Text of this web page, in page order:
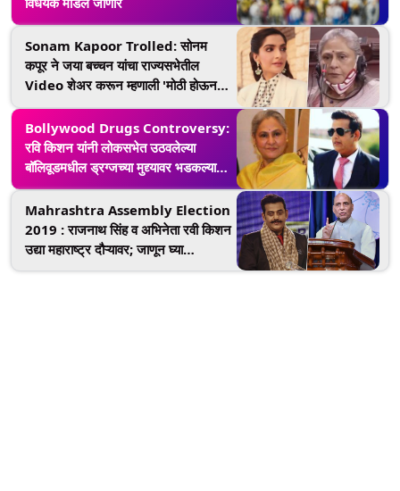
Sonam Kapoor Trolled: सोनम
कपूर ने जया बच्चन यांचा राज्यसभेतील
Video शेअर करून म्हणाली 'मोठी होऊन
यांच्यासारखी बनू इच्छिते', ट्रोलर्स ने घेतली
'अशी' फिरकी
Bollywood Drugs Controversy:
रवि किशन यांनी लोकसभेत उठवलेल्या
बॉलिवूडमधील ड्रग्जच्या मुद्द्यावर भडकल्या
जया बच्चन, म्हणाल्या जिस थाली में खाते हैं
उसी में छेद करते हैं
Mahrashtra Assembly Election
2019 : राजनाथ सिंह व अभिनेता रवी किशन
उद्या महाराष्ट्र दौऱ्यावर; जाणून घ्या
प्रचारसभांचे वेळापत्रक